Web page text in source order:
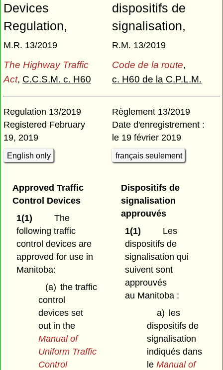
Devices
Regulation,
M.R. 13/2019
dispositifs de
signalisation,
R.M. 13/2019
The Highway Traffic
Act, C.C.S.M. c. H60
Code de la route,
c. H60 de la C.P.L.M.
Regulation 13/2019
Registered February
19, 2019
English only
Règlement 13/2019
Date d'enregistrement :
le 19 février 2019
français seulement
Approved Traffic
Control Devices
1(1)
The
following traffic
control devices are
approved for use in
Manitoba:
(a) the traffic
control
devices set
out in the
Manual of
Uniform Traffic
Control
Dispositifs de
signalisation
approuvés
1(1)
Les
dispositifs de
signalisation qui
suivent sont
approuvés
au Manitoba :
a)
les
dispositifs de
signalisation
indiqués dans
leManual of